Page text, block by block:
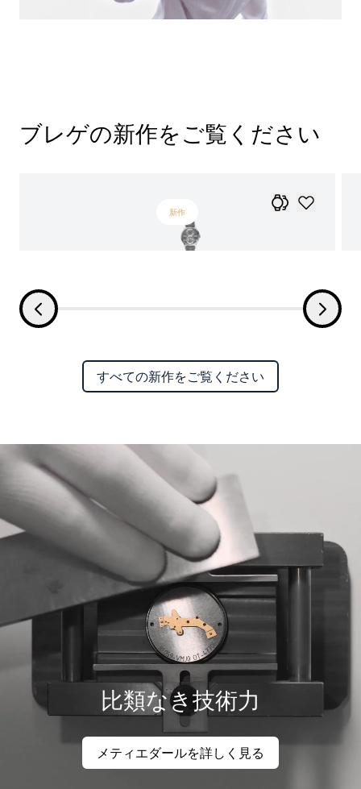
ブレゲの新作をご覧ください
新作
すべての新作をご覧ください
比類なき技術力
メティエダールを詳しく見る